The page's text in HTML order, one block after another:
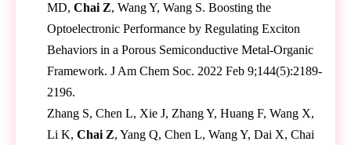
MD, Chai Z, Wang Y, Wang S. Boosting the
Optoelectronic Performance by Regulating Exciton
Behaviors in a Porous Semiconductive Metal-Organic
Framework. J Am Chem Soc. 2022 Feb 9;144(5):2189-
2196.
Zhang S, Chen L, Xie J, Zhang Y, Huang F, Wang X,
Li K, Chai Z, Yang Q, Chen L, Wang Y, Dai X, Chai